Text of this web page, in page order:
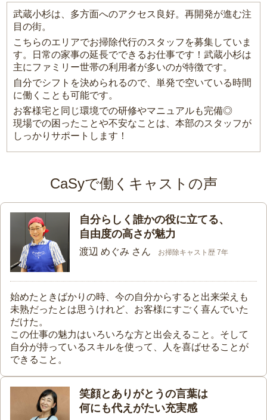
武蔵小杉は、多方面へのアクセス良好。再開発が進む注
目の街。
こちらのエリアでお掃除代行のスタッフを募集していま
す。日常の家事の延長でできるお仕事です！武蔵小杉は
主にファミリー世帯の利用者が多いのが特徴です。
自分でシフトを決められるので、単発で空いている時間
に働くことも可能です。
お客様宅と同じ環境での研修やマニュアルも完備◎
現場での困ったことや不安なことは、本部のスタッフが
しっかりサポートします！
CaSyで働くキャストの声
自分らしく誰かの役に立てる、
自由度の高さが魅力
渡辺 めぐみ さん お掃除キャスト歴 7年
始めたときばかりの時、今の自分からすると出来栄えも
未熟だったとは思うけれど、お客様にすごく喜んでいた
だけた。
この仕事の魅力はいろいろな方と出会えること。そして
自分が持っているスキルを使って、人を喜ばせることが
できること。
笑顔とありがとうの言葉は
何にも代えがたい充実感